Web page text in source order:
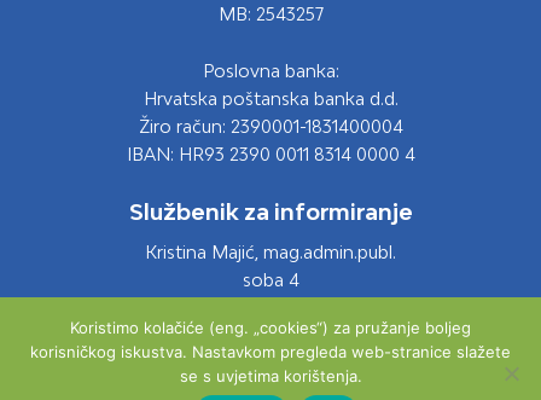
MB: 2543257
Poslovna banka:
Hrvatska poštanska banka d.d.
Žiro račun: 2390001-1831400004
IBAN: HR93 2390 0011 8314 0000 4
Službenik za informiranje
Kristina Majić, mag.admin.publ.
soba 4
Email: info@opcina-otok.hr
Koristimo kolačiće (eng. „cookies“) za pružanje boljeg
korisničkog iskustva. Nastavkom pregleda web-stranice slažete
se s uvjetima korištenja.